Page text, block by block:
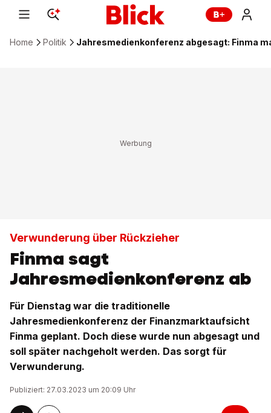
Home Politik Jahresmedienkonferenz abgesagt: Finma
Verwunderung über Rückzieher
Finma sagt
Jahresmedienkonferenz ab
Für Dienstag war die traditionelle
Jahresmedienkonferenz der Finanzmarktaufsicht
Finma geplant. Doch diese wurde nun abgesagt und
soll später nachgeholt werden. Das sorgt für
Verwunderung.
Publiziert: 27.03.2023 um 20:09 Uhr